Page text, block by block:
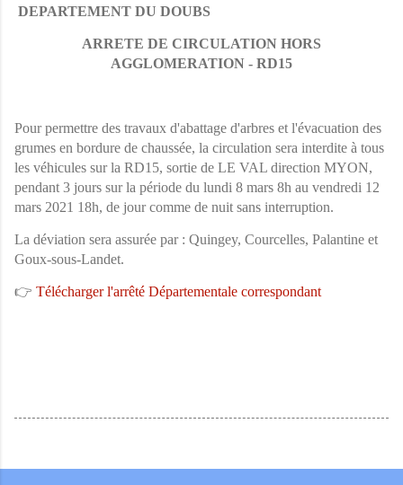
DEPARTEMENT DU DOUBS
ARRETE DE CIRCULATION HORS
AGGLOMERATION - RD15
Pour permettre des travaux d'abattage d'arbres et l'évacuation des
grumes en bordure de chaussée, la circulation sera interdite à tous
les véhicules sur la RD15, sortie de LE VAL direction MYON,
pendant 3 jours sur la période du lundi 8 mars 8h au vendredi 12
mars 2021 18h, de jour comme de nuit sans interruption.
La déviation sera assurée par : Quingey, Courcelles, Palantine et
Goux-sous-Landet.
👉 Télécharger l'arrêté Départementale correspondant